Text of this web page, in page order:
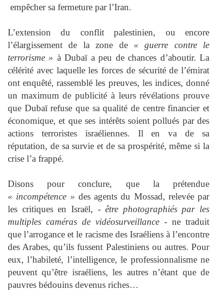
empêcher sa fermeture par l’Iran.
L’extension du conflit palestinien, ou encore
l’élargissement de la zone de « guerre contre le
terrorisme » à Dubaï a peu de chances d’aboutir. La
célérité avec laquelle les forces de sécurité de l’émirat
ont enquêté, rassemblé les preuves, les indices, donné
un maximum de publicité à leurs révélations prouve
que Dubaï refuse que sa qualité de centre financier et
économique, et que ses intérêts soient pollués par des
actions terroristes israéliennes. Il en va de sa
réputation, de sa survie et de sa prospérité, même si la
crise l’a frappé.
Disons pour conclure, que la prétendue
« incompétence » des agents du Mossad, relevée par
les critiques en Israël, -être photographiés par les
multiples caméras de vidéosurveillance - ne traduit
que l’arrogance et le racisme des Israéliens à l’encontre
des Arabes, qu’ils fussent Palestiniens ou autres. Pour
eux, l’habileté, l’intelligence, le professionnalisme ne
peuvent qu’être israéliens, les autres n’étant que de
pauvres bédouins devenus riches…